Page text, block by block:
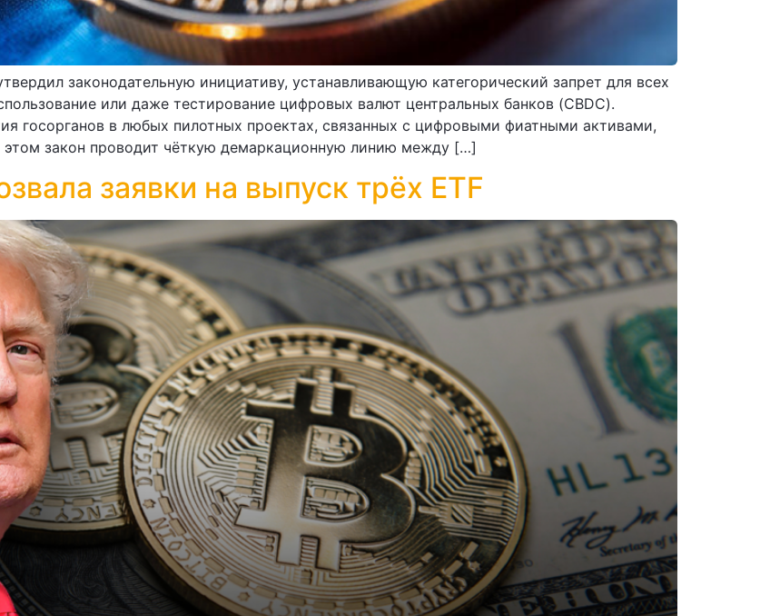
законодательную инициативу, устанавливающую категорический запрет для всех
или даже тестирование цифровых валют центральных банков (CBDC).
госорганов в любых пилотных проектах, связанных с цифровыми фиатными активами,
закон проводит чёткую демаркационную линию между […]
заявки на выпуск трёх ETF